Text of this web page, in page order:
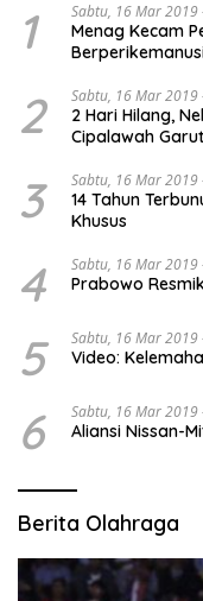
1 Sabtu, 16 Mar 2019
Menag Kecam
2 Sabtu, 16 Mar 2019
2 Hari Hilang,
Cipalawah Garut
3 Sabtu, 16 Mar 2019
14 Tahun
Khusus
4 Sabtu, 16 Mar 2019
Prabowo
5 Sabtu, 16 Mar 2019
Video:
6 Sabtu, 16 Mar 2019
Aliansi Nissan-
Berita Olahraga